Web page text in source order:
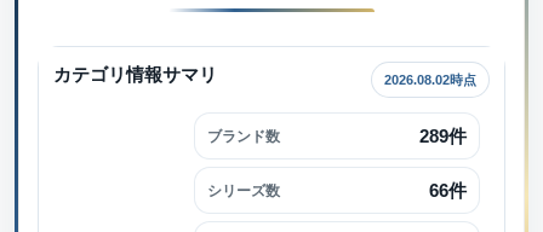
カテゴリ情報サマリ 2026.08.02時点
ブランド数 289件
シリーズ数 66件